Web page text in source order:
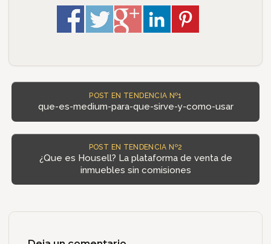
POST EN TENDENCIA Nº1
que-es-medium-para-que-sirve-y-como-usar
POST EN TENDENCIA Nº2
¿Que es Housell? La plataforma de venta de
inmuebles sin comisiones